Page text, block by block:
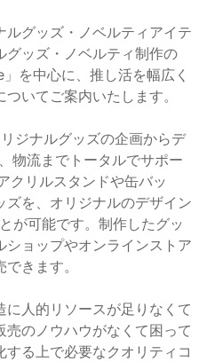
グッズ・ノベルティアイテ
グッズ・ノベルティ制作の
を中心に、推し活を幅広く
いてご案内いたします。
ジナルグッズの企画からデ
物流までトータルでサポー
クリルスタンドや缶バッ
ズを、オリジナルのデザイン
が可能です。制作したグッ
ショップやオンラインストア
きます。
人的リソースが足りなくて
のノウハウがなくて困って
る上で必要なクオリティコ